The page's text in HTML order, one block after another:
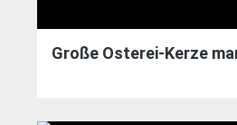
Große Osterei-Kerze